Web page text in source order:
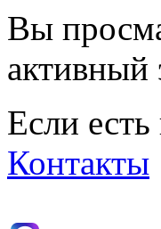
Вы
активный
Если
Контакты